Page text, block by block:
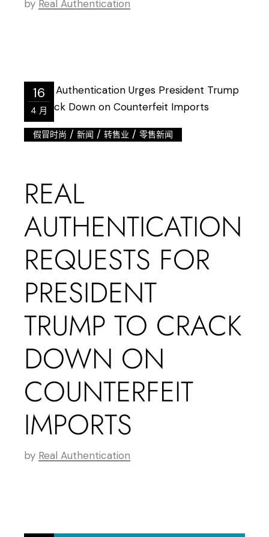
by Real Authentication
16
4 月
假冒时尚 /新闻 /转售业 /零售新闻
REAL
AUTHENTICATION
REQUESTS FOR
PRESIDENT
TRUMP TO CRACK
DOWN ON
COUNTERFEIT
IMPORTS
by Real Authentication